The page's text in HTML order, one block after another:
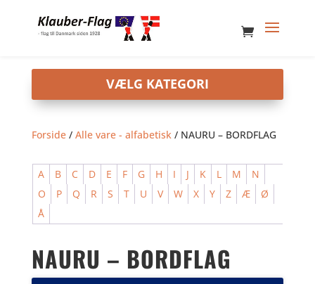
Forside/ Alle vare - alfabetisk/ NAURU – BORDFLAG
A B C D E F G H I J K L M
N
O
P Q R S T U V W X Y Z Æ
Ø
Å
NAURU – BORDFLAG